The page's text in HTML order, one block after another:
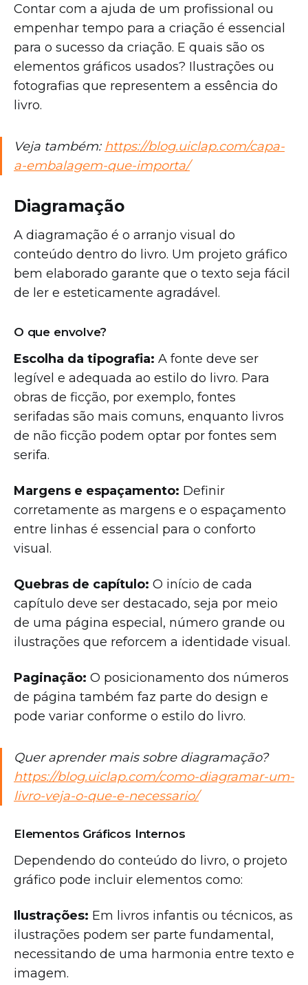
Contar com a ajuda de um profissional ou
empenhar tempo para a criação é essencial
para o sucesso da criação. E quais são os
elementos gráficos usados? Ilustrações ou
fotografias que representem a essência do
livro.
Veja também: https://blog.uiclap.com/capa-
a-embalagem-que-importa/
Diagramação
A diagramação é o arranjo visual do
conteúdo dentro do livro. Um projeto gráfico
bem elaborado garante que o texto seja fácil
de ler e esteticamente agradável.
O que envolve?
Escolha da tipografia: A fonte deve ser
legível e adequada ao estilo do livro. Para
obras de ficção, por exemplo, fontes
serifadas são mais comuns, enquanto livros
de não ficção podem optar por fontes sem
serifa.
Margens e espaçamento: Definir
corretamente as margens e o espaçamento
entre linhas é essencial para o conforto
visual.
Quebras de capítulo: O início de cada
capítulo deve ser destacado, seja por meio
de uma página especial, número grande ou
ilustrações que reforcem a identidade visual.
Paginação: O posicionamento dos números
de página também faz parte do design e
pode variar conforme o estilo do livro.
Quer aprender mais sobre diagramação?
https://blog.uiclap.com/como-diagramar-um-
livro-veja-o-que-e-necessario/
Elementos Gráficos Internos
Dependendo do conteúdo do livro, o projeto
gráfico pode incluir elementos como:
Ilustrações: Em livros infantis ou técnicos, as
ilustrações podem ser parte fundamental,
necessitando de uma harmonia entre texto e
imagem.